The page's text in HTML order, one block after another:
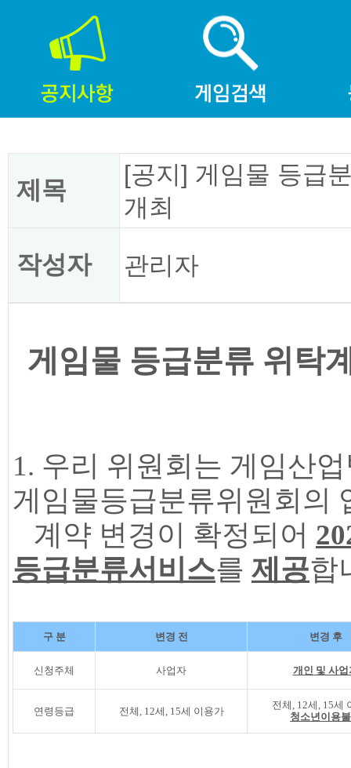
제목
[공지] 게임물 등급
개최
작성자 관리자
게임물 등급분류 위탁
1. 우리 위원회는 게임산
게임물등급분류위원회의
계약 변경이 확정되어
등급분류서비스를 제공합
구 분 변경 전 변경 후
신청주체 사업자 개인 및 사업
연령등급 전체, 12세, 15세 이용가
전체, 12세, 15세
청소년이용